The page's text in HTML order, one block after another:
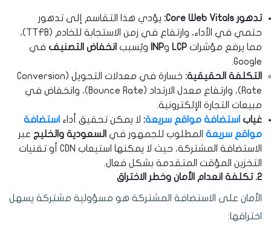
تدهور Core Web Vitals:
يؤدي هذا التقاسم إلى تدهور
حتمي في الأداء، وارتفاع في زمن الاستجابة للخادم (TTFB)،
مما يرفع مؤشرات LCP وINP ويُسبب انخفاض التصنيف في
Google.
التكلفة الحقيقية:
خسارة في معدلات التحويل (Conversion
Rate)، وارتفاع معدل الارتداد (Bounce Rate)، وانخفاض في
مبيعات التجارة الإلكترونية.
غياب استضافة مواقع سريعة: لا يمكن تحقيق أداء استضافة
مواقع سريعة المطلوب للجمهور في السعودية والخليج عبر
الاستضافة المشتركة، حيث لا يمكنها استيعاب CDN أو تقنيات
التخزين المؤقت المتقدمة بشكل فعال.
2. تكلفة انعدام الأمان وخطر الاختراق
الأمان على الاستضافة المشتركة هو مسؤولية مشتركة يسهل
اختراقها: